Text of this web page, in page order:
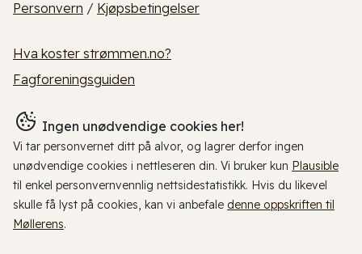
Personvern / Kjøpsbetingelser
Hva koster strømmen.no?
Fagforeningsguiden
Ingen unødvendige cookies her!
Vi tar personvernet ditt på alvor, og lagrer derfor ingen
unødvendige cookies i nettleseren din. Vi bruker kun Plausible
til enkel personvernvennlig nettsidestatistikk. Hvis du likevel
skulle få lyst på cookies, kan vi anbefale denne oppskriften til
Møllerens.